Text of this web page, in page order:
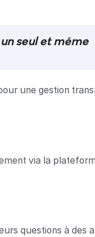
seul et même
une gestion
via la
questions à des